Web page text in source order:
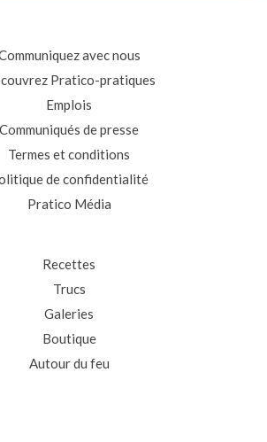
avec nous
Pratico-pratiques
Emplois
Communiqués de presse
Termes et conditions
de confidentialité
Pratico Média
Recettes
Trucs
Galeries
Boutique
Autour du feu